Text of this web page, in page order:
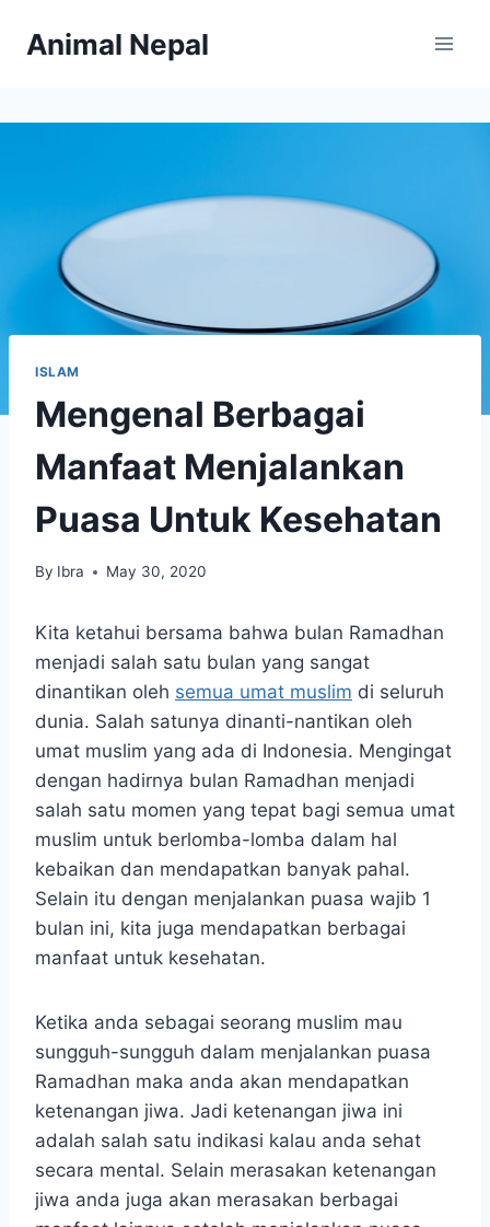
Animal Nepal
ISLAM
Mengenal Berbagai
Manfaat Menjalankan
Puasa Untuk Kesehatan
By Ibra May 30, 2020
Kita ketahui bersama bahwa bulan Ramadhan
menjadi salah satu bulan yang sangat
dinantikan oleh semua umat muslim di seluruh
dunia. Salah satunya dinanti-nantikan oleh
umat muslim yang ada di Indonesia. Mengingat
dengan hadirnya bulan Ramadhan menjadi
salah satu momen yang tepat bagi semua umat
muslim untuk berlomba-lomba dalam hal
kebaikan dan mendapatkan banyak pahal.
Selain itu dengan menjalankan puasa wajib 1
bulan ini, kita juga mendapatkan berbagai
manfaat untuk kesehatan.
Ketika anda sebagai seorang muslim mau
sungguh-sungguh dalam menjalankan puasa
Ramadhan maka anda akan mendapatkan
ketenangan jiwa. Jadi ketenangan jiwa ini
adalah salah satu indikasi kalau anda sehat
secara mental. Selain merasakan ketenangan
jiwa anda juga akan merasakan berbagai